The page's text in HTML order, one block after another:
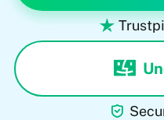

